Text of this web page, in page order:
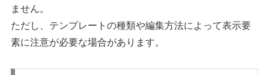
ません。
ただし、テンプレートの種類や編集方法によって表示要
素に注意が必要な場合があります。